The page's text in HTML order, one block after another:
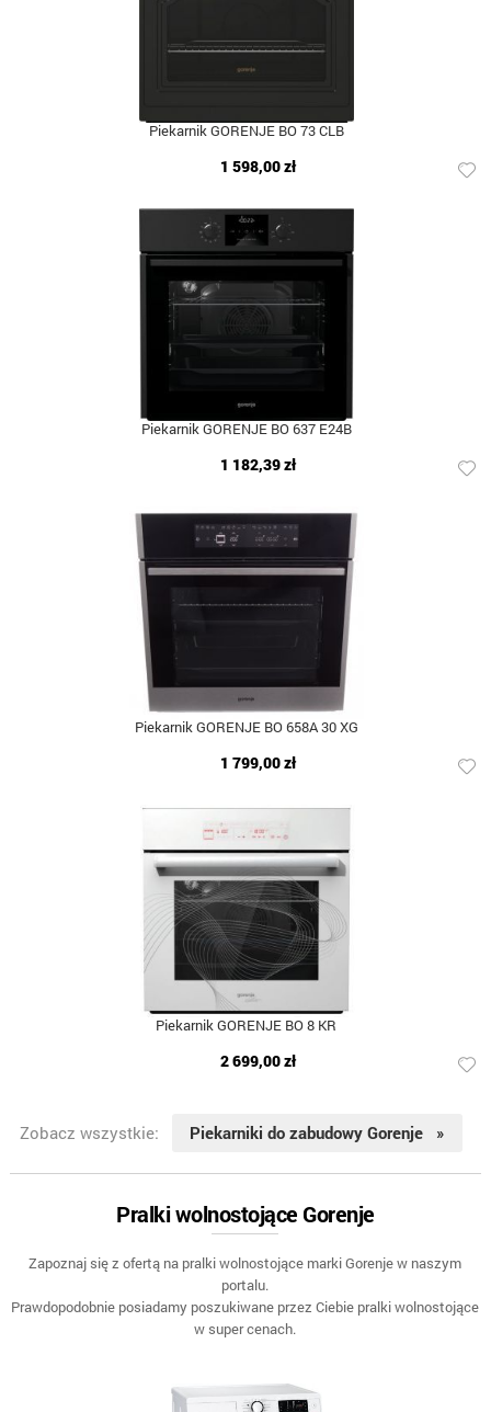
Piekarnik GORENJE BO 73 CLB
1 598,00 zł
Piekarnik GORENJE BO 637 E24B
1 182,39 zł
Piekarnik GORENJE BO 658A 30 XG
1 799,00 zł
Piekarnik GORENJE BO 8 KR
2 699,00 zł
Zobacz wszystkie: Piekarniki do zabudowy Gorenje »
Pralki wolnostojące Gorenje
Zapoznaj się z ofertą na pralki wolnostojące marki Gorenje w naszym
portalu.
Prawdopodobnie posiadamy poszukiwane przez Ciebie pralki wolnostojące
w super cenach.